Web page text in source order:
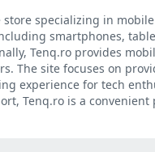
specializing in
smartphones,
Tenq.ro provides
The site focuses on
experience for tech
Tenq.ro is a